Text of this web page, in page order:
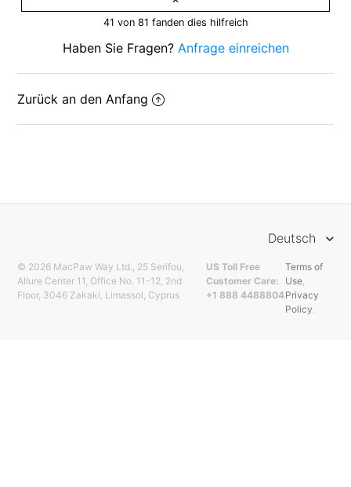
41 von 81 fanden dies hilfreich
Haben Sie Fragen? Anfrage einreichen
Zurück an den Anfang
Deutsch
© 2026 MacPaw Way Ltd., 25 Serifou,
Allure Center 11, Office No. 11-12, 2nd
Floor, 3046 Zakaki, Limassol, Cyprus
US Toll Free
Customer Care:
+1 888 4488804
Terms of
Use,
Privacy
Policy.